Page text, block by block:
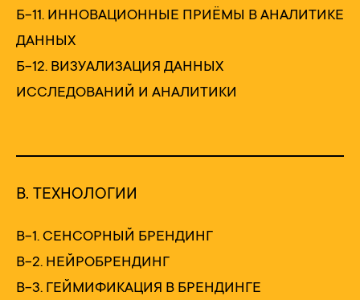
Б-11. ИННОВАЦИОННЫЕ ПРИЁМЫ В АНАЛИТИКЕ
ДАННЫХ
Б-12. ВИЗУАЛИЗАЦИЯ ДАННЫХ
ИССЛЕДОВАНИЙ И АНАЛИТИКИ
В. ТЕХНОЛОГИИ
В-1. СЕНСОРНЫЙ БРЕНДИНГ
В-2. НЕЙРОБРЕНДИНГ
В-3. ГЕЙМИФИКАЦИЯ В БРЕНДИНГЕ